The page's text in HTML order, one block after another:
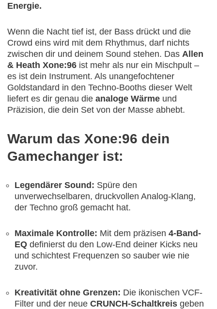
Energie.
Wenn die Nacht tief ist, der Bass drückt und die
Crowd eins wird mit dem Rhythmus, darf nichts
zwischen dir und deinem Sound stehen. Das Allen
& Heath Xone:96 ist mehr als nur ein Mischpult –
es ist dein Instrument. Als unangefochtener
Goldstandard in den Techno-Booths dieser Welt
liefert es dir genau die analoge Wärme und
Präzision, die dein Set von der Masse abhebt.
Warum das Xone:96 dein
Gamechanger ist:
Legendärer Sound: Spüre den
unverwechselbaren, druckvollen Analog-Klang,
der Techno groß gemacht hat.
Maximale Kontrolle: Mit dem präzisen 4-Band-
EQ definierst du den Low-End deiner Kicks neu
und schichtest Frequenzen so sauber wie nie
zuvor.
Kreativität ohne Grenzen: Die ikonischen VCF-
Filter und der neue CRUNCH-Schaltkreis geben